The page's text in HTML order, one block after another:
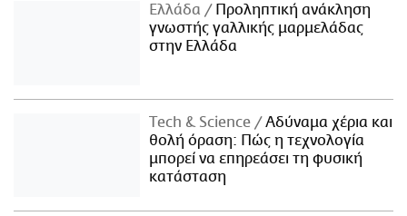
Ελλάδα
Προληπτική ανάκληση
γνωστής γαλλικής μαρμελάδας
στην Ελλάδα
Τech & Science
Αδύναμα χέρια και
θολή όραση: Πώς η τεχνολογία
μπορεί να επηρεάσει τη φυσική
κατάσταση